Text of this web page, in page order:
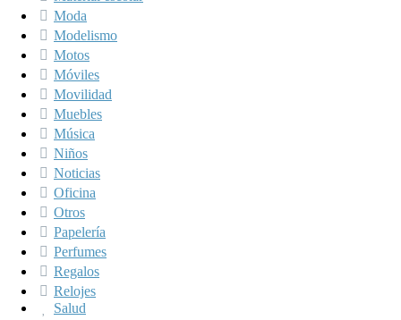
Moda
Modelismo
Motos
Móviles
Movilidad
Muebles
Música
Niños
Noticias
Oficina
Otros
Papelería
Perfumes
Regalos
Relojes
Salud